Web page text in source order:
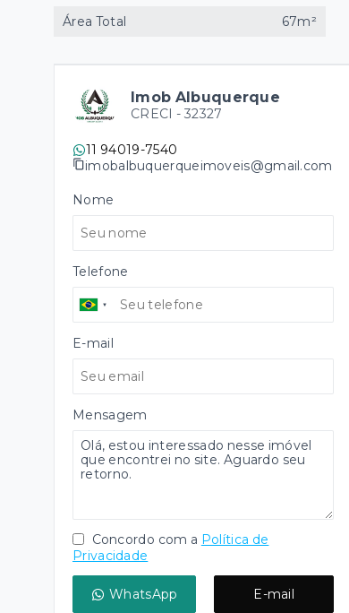
Área Total
67m²
Imob Albuquerque
CRECI - 32327
11 94019-7540
imobalbuquerqueimoveis@gmail.com
Nome
Telefone
E-mail
Mensagem
Concordo com a Política de
Privacidade
WhatsApp E-mail